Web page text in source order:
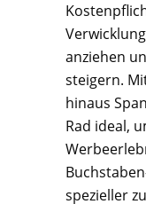
anziehen
steigern.
hinaus
Rad ideal,
spezieller